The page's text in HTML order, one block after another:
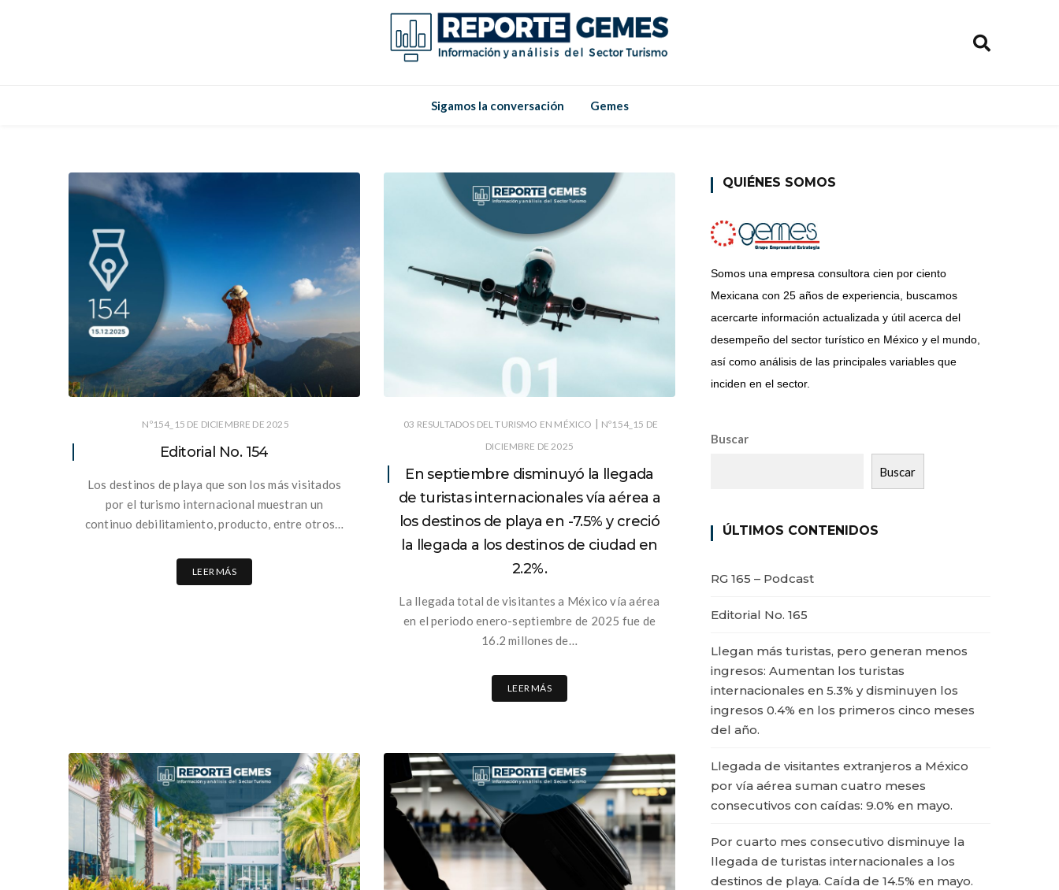
Gemes
Sigamos la conversación
Gemes
Nº154_15 DE DICIEMBRE DE 2025
Editorial No. 154
Los destinos de playa que son los más visitados
por el turismo internacional muestran un
continuo debilitamiento, producto, entre otros…
LEER MÁS
03 RESULTADOS DEL TURISMO EN MÉXICO | Nº154_15 DE
DICIEMBRE DE 2025
En septiembre disminuyó la llegada
de turistas internacionales vía aérea a
los destinos de playa en -7.5% y creció
la llegada a los destinos de ciudad en
2.2%.
La llegada total de visitantes a México vía aérea
en el periodo enero-septiembre de 2025 fue de
16.2 millones de…
LEER MÁS
QUIÉNES SOMOS
Somos una empresa consultora cien por ciento
Mexicana con 25 años de experiencia, buscamos
acercarte información actualizada y útil acerca del
desempeño del sector turístico en México y el mundo,
así como análisis de las principales variables que
inciden en el sector.
Buscar
Buscar
ÚLTIMOS CONTENIDOS
RG 165 – Podcast
Editorial No. 165
Llegan más turistas, pero generan menos
ingresos: Aumentan los turistas
internacionales en 5.3% y disminuyen los
ingresos 0.4% en los primeros cinco meses
del año.
Llegada de visitantes extranjeros a México
por vía aérea suman cuatro meses
consecutivos con caídas: 9.0% en mayo.
Por cuarto mes consecutivo disminuye la
llegada de turistas internacionales a los
destinos de playa. Caída de 14.5% en mayo.